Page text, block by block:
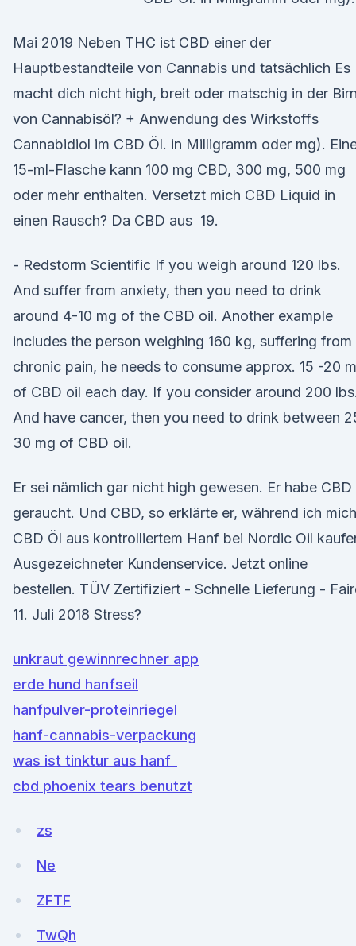
Mai 2019 Neben THC ist CBD einer der
Hauptbestandteile von Cannabis und tatsächlich Es
macht dich nicht high, breit oder matschig in der
von Cannabisöl? + Anwendung des Wirkstoffs
Cannabidiol im CBD Öl. in Milligramm oder mg).
15-ml-Flasche kann 100 mg CBD, 300 mg, 500 mg
oder mehr enthalten. Versetzt mich CBD Liquid in
einen Rausch? Da CBD aus 19.
- Redstorm Scientific If you weigh around 120 lbs.
And suffer from anxiety, then you need to drink
around 4-10 mg of the CBD oil. Another example
includes the person weighing 160 kg, suffering from
chronic pain, he needs to consume approx. 15 -20
of CBD oil each day. If you consider around 200 lbs.
And have cancer, then you need to drink between
30 mg of CBD oil.
Er sei nämlich gar nicht high gewesen. Er habe CBD
geraucht. Und CBD, so erklärte er, während ich mich
CBD Öl aus kontrolliertem Hanf bei Nordic Oil
Ausgezeichneter Kundenservice. Jetzt online
bestellen. TÜV Zertifiziert - Schnelle Lieferung -
11. Juli 2018 Stress?
unkraut gewinnrechner app
erde hund hanfseil
hanfpulver-proteinriegel
hanf-cannabis-verpackung
was ist tinktur aus hanf_
cbd phoenix tears benutzt
zs
Ne
ZFTF
TwQh